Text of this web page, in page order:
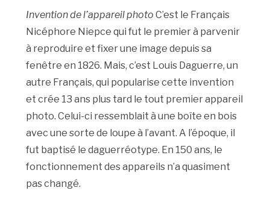
Invention de l’appareil photo C’est le Français
Nicéphore Niepce qui fut le premier à parvenir
à reproduire et fixer une image depuis sa
fenêtre en 1826. Mais, c’est Louis Daguerre, un
autre Français, qui popularise cette invention
et crée 13 ans plus tard le tout premier appareil
photo. Celui-ci ressemblait à une boîte en bois
avec une sorte de loupe à l’avant. A l’époque, il
fut baptisé le daguerréotype. En 150 ans, le
fonctionnement des appareils n’a quasiment
pas changé.